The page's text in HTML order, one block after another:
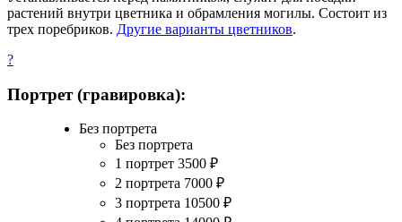
растений внутри цветника и обрамления могилы. Состоит из
трех поребриков. Другие варианты цветников.
?
Портрет (гравировка):
Без портрета
Без портрета
1 портрет 3500 ₽
2 портрета 7000 ₽
3 портрета 10500 ₽